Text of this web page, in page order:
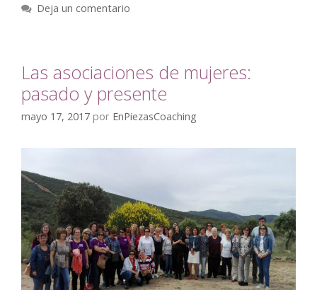
Deja un comentario
Las asociaciones de mujeres:
pasado y presente
mayo 17, 2017 por EnPiezasCoaching